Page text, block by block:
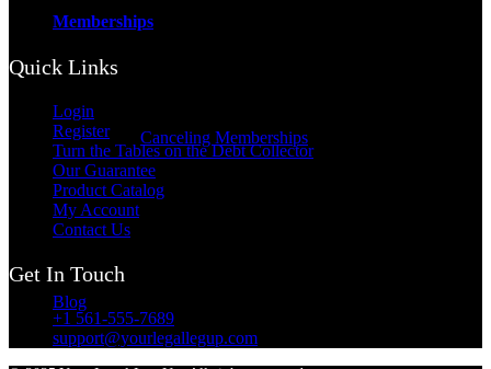
Canceling Memberships
Blog
Memberships
Quick Links
Login
Register
Turn the Tables on the Debt Collector
Our Guarantee
Product Catalog
My Account
Contact Us
Get In Touch
+1 561-555-7689
support@yourlegallegup.com